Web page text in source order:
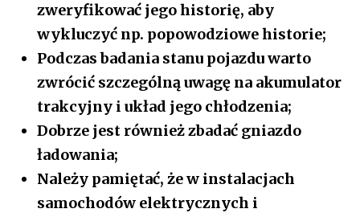
zweryfikować jego historię, aby
wykluczyć np. popowodziowe historie;
Podczas badania stanu pojazdu warto
zwrócić szczególną uwagę na akumulator
trakcyjny i układ jego chłodzenia;
Dobrze jest również zbadać gniazdo
ładowania;
Należy pamiętać, że w instalacjach
samochodów elektrycznych i